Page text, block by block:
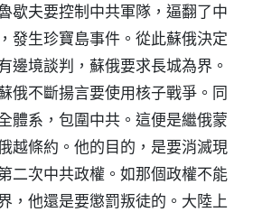
歇夫要控制中共軍隊，逼翻了中
發生珍寶島事件。從此蘇俄決定
邊境談判，蘇俄要求長城為界。
俄不斷揚言要使用核子戰爭。同
體系，包圍中共。這便是繼俄蒙
越條約。他的目的，是要消滅現
二次中共政權。如那個政權不能
，他還是要懲罰叛徒的。大陸上